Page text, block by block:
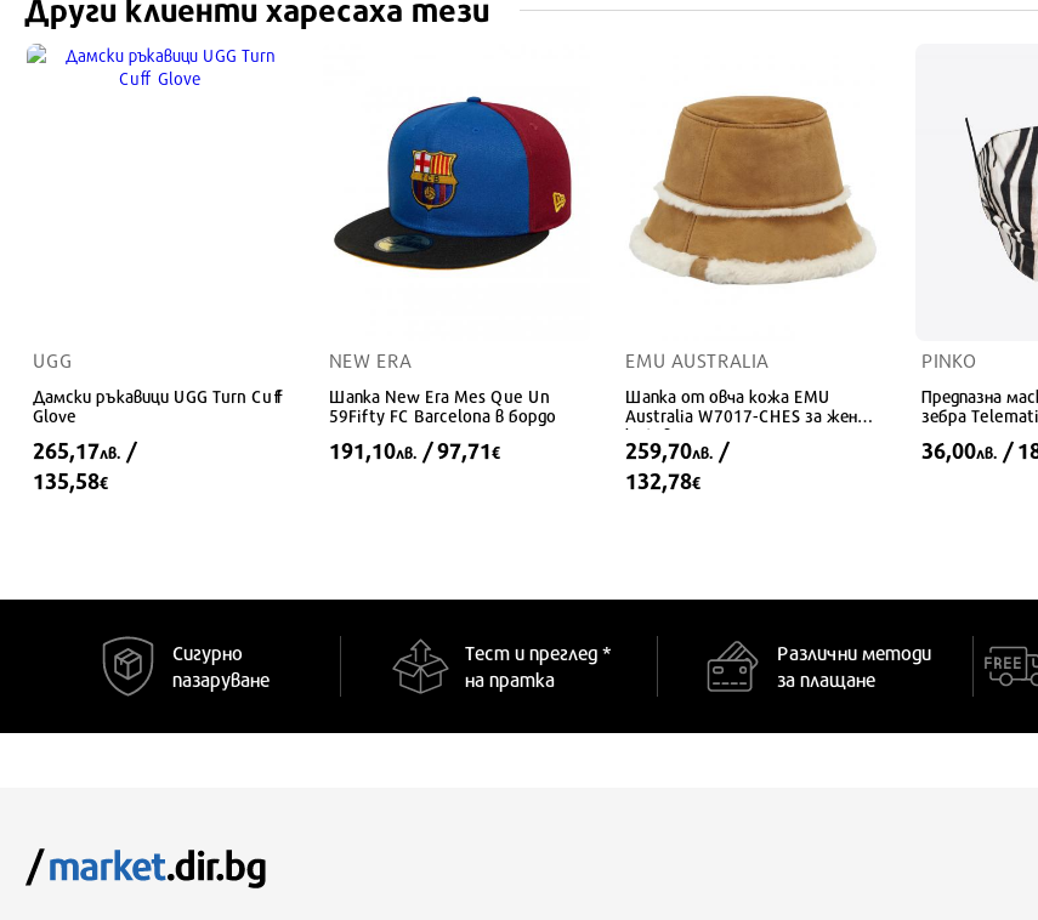
Други клиенти харесаха тези
UGG
Дамски ръкавици UGG Turn Cuff
Glove
265,17лв. /
135,58€
NEW ERA
Шапка New Era Mes Que Un
59Fifty FC Barcelona в бордо
191,10лв. / 97,71€
EMU AUSTRALIA
Шапка от овча кожа EMU
Australia W7017-CHES за жени,
кафява
259,70лв. /
132,78€
PINKO
Предпазна
зебра
36,00лв. /
Сигурно
пазаруване
Тест и преглед *
на пратка
Различни методи
за плащане